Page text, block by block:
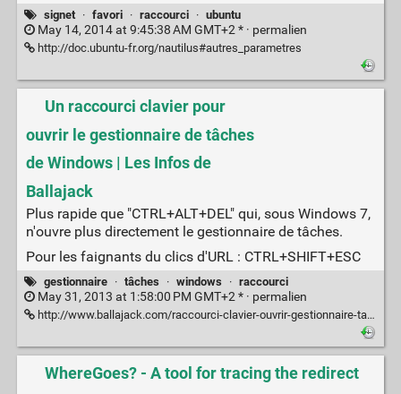
signet · favori · raccourci · ubuntu
May 14, 2014 at 9:45:38 AM GMT+2 * · permalien
http://doc.ubuntu-fr.org/nautilus#autres_parametres
Un raccourci clavier pour
ouvrir le gestionnaire de tâches
de Windows | Les Infos de
Ballajack
Plus rapide que "CTRL+ALT+DEL" qui, sous Windows 7,
n'ouvre plus directement le gestionnaire de tâches.
Pour les faignants du clics d'URL : CTRL+SHIFT+ESC
gestionnaire · tâches · windows · raccourci
May 31, 2013 at 1:58:00 PM GMT+2 * · permalien
http://www.ballajack.com/raccourci-clavier-ouvrir-gestionnaire-tache
WhereGoes? - A tool for tracing the redirect